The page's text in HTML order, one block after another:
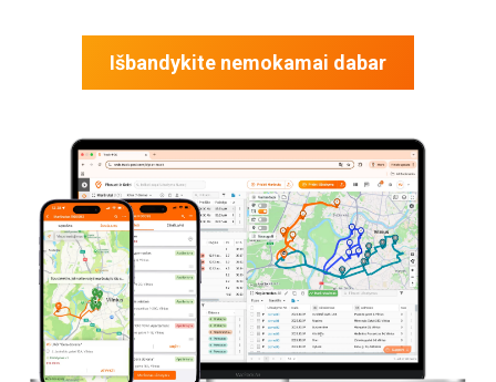
Išbandykite nemokamai dabar